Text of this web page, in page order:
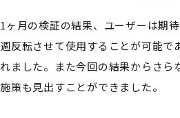
1ヶ月の検証の結果、ユーザーは期
週反転させて使用することが可能で
れました。また今回の結果からさら
施策も見出すことができました。